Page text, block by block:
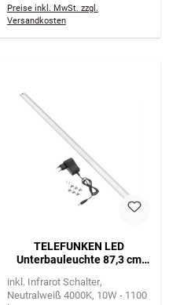
Preise inkl. MwSt. zzgl.
Versandkosten
TELEFUNKEN LED
Unterbauleuchte 87,3 cm
inkl. Infrarot Schalter
Neutralweiß 4000K 10W - 1100